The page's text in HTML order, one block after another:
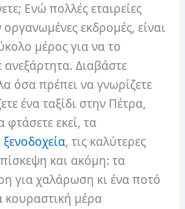
Ενώ πολλές εταιρείες
εκδρομές, είναι
μέρος για να το
ανεξάρτητα. Διαβάστε
όσα πρέπει να γνωρίζετε
ένα ταξίδι στην Πέτρα,
εκεί, τα
ξενοδοχεία, τις καλύτερες
και ακόμη: τα
για χαλάρωση κι ένα ποτό
κουραστική μέρα